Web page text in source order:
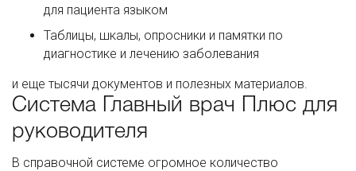
для пациента языком
Таблицы, шкалы, опросники и памятки по
диагностике и лечению заболевания
и еще тысячи документов и полезных материалов.
Система Главный врач Плюс для
руководителя
В справочной системе огромное количество